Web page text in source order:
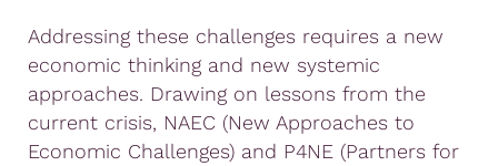
Addressing these challenges requires a new
economic thinking and new systemic
approaches. Drawing on lessons from the
current crisis, NAEC (New Approaches to
Economic Challenges) and P4NE (Partners for